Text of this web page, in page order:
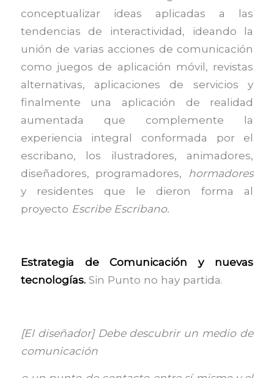
conceptualizar ideas aplicadas a las
tendencias de interactividad, ideando la
unión de varias acciones de comunicación
como juegos de aplicación móvil, revistas
alternativas, aplicaciones de servicios y
finalmente una aplicación de realidad
aumentada que complemente la
experiencia integral conformada por el
escribano, los ilustradores, animadores,
diseñadores, programadores, hormadores
y residentes que le dieron forma al
proyecto Escribe Escribano.
Estrategia de Comunicación y nuevas
tecnologías. Sin Punto no hay partida.
[El diseñador] Debe descubrir un medio de
comunicación